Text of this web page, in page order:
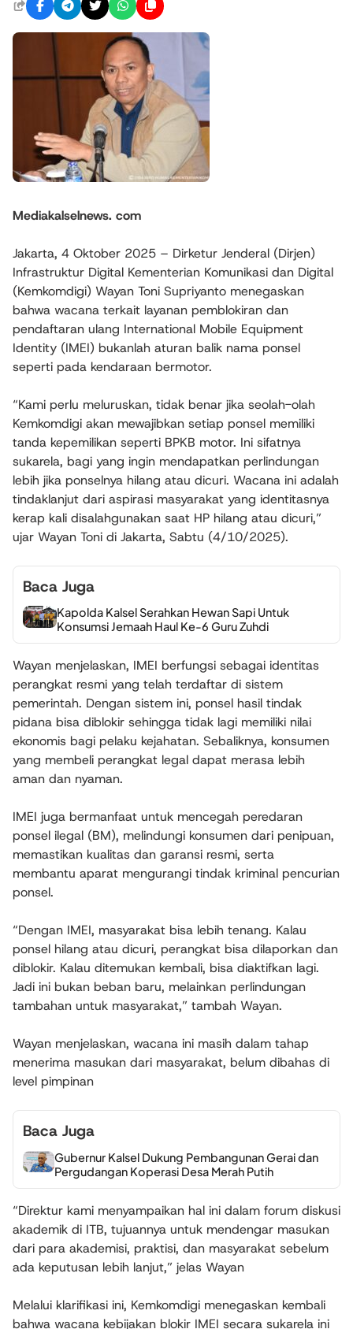
Mediakalselnews. com
Jakarta, 4 Oktober 2025 – Dirketur Jenderal (Dirjen)
Infrastruktur Digital Kementerian Komunikasi dan Digital
(Kemkomdigi) Wayan Toni Supriyanto menegaskan
bahwa wacana terkait layanan pemblokiran dan
pendaftaran ulang International Mobile Equipment
Identity (IMEI) bukanlah aturan balik nama ponsel
seperti pada kendaraan bermotor.
“Kami perlu meluruskan, tidak benar jika seolah-olah
Kemkomdigi akan mewajibkan setiap ponsel memiliki
tanda kepemilikan seperti BPKB motor. Ini sifatnya
sukarela, bagi yang ingin mendapatkan perlindungan
lebih jika ponselnya hilang atau dicuri. Wacana ini adalah
tindaklanjut dari aspirasi masyarakat yang identitasnya
kerap kali disalahgunakan saat HP hilang atau dicuri,”
ujar Wayan Toni di Jakarta, Sabtu (4/10/2025).
Baca Juga
Kapolda Kalsel Serahkan Hewan Sapi Untuk
Konsumsi Jemaah Haul Ke-6 Guru Zuhdi
Wayan menjelaskan, IMEI berfungsi sebagai identitas
perangkat resmi yang telah terdaftar di sistem
pemerintah. Dengan sistem ini, ponsel hasil tindak
pidana bisa diblokir sehingga tidak lagi memiliki nilai
ekonomis bagi pelaku kejahatan. Sebaliknya, konsumen
yang membeli perangkat legal dapat merasa lebih
aman dan nyaman.
IMEI juga bermanfaat untuk mencegah peredaran
ponsel ilegal (BM), melindungi konsumen dari penipuan,
memastikan kualitas dan garansi resmi, serta
membantu aparat mengurangi tindak kriminal pencurian
ponsel.
“Dengan IMEI, masyarakat bisa lebih tenang. Kalau
ponsel hilang atau dicuri, perangkat bisa dilaporkan dan
diblokir. Kalau ditemukan kembali, bisa diaktifkan lagi.
Jadi ini bukan beban baru, melainkan perlindungan
tambahan untuk masyarakat,” tambah Wayan.
Wayan menjelaskan, wacana ini masih dalam tahap
menerima masukan dari masyarakat, belum dibahas di
level pimpinan
Baca Juga
Gubernur Kalsel Dukung Pembangunan Gerai dan
Pergudangan Koperasi Desa Merah Putih
“Direktur kami menyampaikan hal ini dalam forum diskusi
akademik di ITB, tujuannya untuk mendengar masukan
dari para akademisi, praktisi, dan masyarakat sebelum
ada keputusan lebih lanjut,” jelas Wayan
Melalui klarifikasi ini, Kemkomdigi menegaskan kembali
bahwa wacana kebijakan blokir IMEI secara sukarela ini